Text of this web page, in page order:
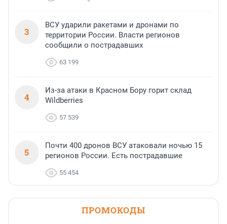
3
ВСУ ударили ракетами и дронами по
территории России. Власти регионов
сообщили о пострадавших
63 199
4
Из-за атаки в Красном Бору горит склад
Wildberries
57 539
5
Почти 400 дронов ВСУ атаковали ночью 15
регионов России. Есть пострадавшие
55 454
ПРОМОКОДЫ